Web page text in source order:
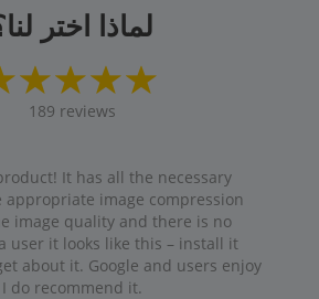
لماذا اختر
189 reviews
It has all the necessary
image compression
image quality and there is no
user it looks like this – install it
about it. Google and users enjoy
I do recommend it.